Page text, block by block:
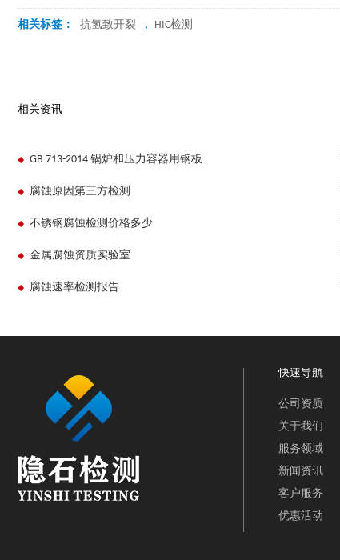
相关标签： 抗氢致开裂 , HIC检测
相关资讯
GB 713-2014 锅炉和压力容器用钢板
腐蚀原因第三方检测
不锈钢腐蚀检测价格多少
金属腐蚀资质实验室
腐蚀速率检测报告
快速导航
公司资质
关于我们
服务领域
新闻资讯
客户服务
优惠活动